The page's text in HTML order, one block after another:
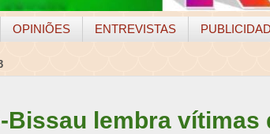
OPINIÕES ENTREVISTAS
Bissau lembra vítimas